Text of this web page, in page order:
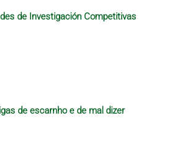
de Investigación Competitivas
de escarnho e de mal dizer